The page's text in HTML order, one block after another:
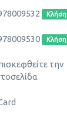
Κλήση
Κλήση
την